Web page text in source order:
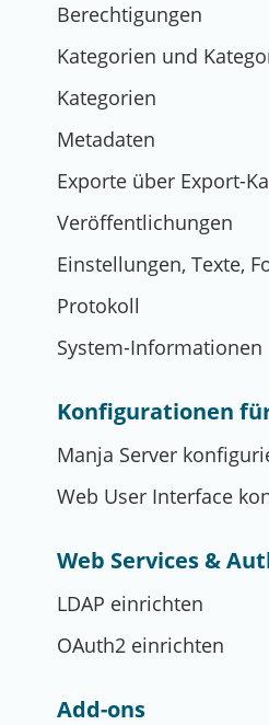
Berechtigungen
Kategorien und
Kategorien
Metadaten
Exporte über Export-
Veröffentlichungen
Einstellungen, Texte,
Protokoll
System-Informationen
Konfigurationen
Manja Server
Web User Interface
Web Services &
LDAP einrichten
OAuth2 einrichten
Add-ons